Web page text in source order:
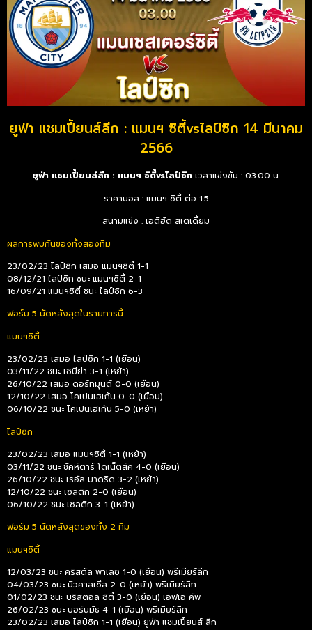
ยูฟ่า แชมเปี้ยนส์ลีก : แมนฯ ซิตี้vsไลป์ซิก 14 มีนาคม
2566
ยูฟ่า แชมเปี้ยนส์ลีก : แมนฯ ซิตี้vsไลป์ซิก เวลาแข่งขัน : 03.00 น.
ราคาบอล : แมนฯ ซิตี้ ต่อ 1.5
สนามแข่ง : เอติฮัด สเตเดี้ยม
ผลการพบกันของทั้งสองทีม
23/02/23 ไลป์ซิก เสมอ แมนฯซิตี้ 1-1
08/12/21 ไลป์ซิก ชนะ แมนฯซิตี้ 2-1
16/09/21 แมนฯซิตี้ ชนะ ไลป์ซิก 6-3
ฟอร์ม 5 นัดหลังสุดในรายการนี้
แมนฯซิตี้
23/02/23 เสมอ ไลป์ซิก 1-1 (เยือน)
03/11/22 ชนะ เซบีย่า 3-1 (เหย้า)
26/10/22 เสมอ ดอร์ทมุนด์ 0-0 (เยือน)
12/10/22 เสมอ โคเปนเฮเก้น 0-0 (เยือน)
06/10/22 ชนะ โคเปนเฮเก้น 5-0 (เหย้า)
ไลป์ซิก
23/02/23 เสมอ แมนฯซิตี้ 1-1 (เหย้า)
03/11/22 ชนะ ชัคห์ตาร์ โดเน็ตส์ค 4-0 (เยือน)
26/10/22 ชนะ เรอัล มาดริด 3-2 (เหย้า)
12/10/22 ชนะ เซลติก 2-0 (เยือน)
06/10/22 ชนะ เซลติก 3-1 (เหย้า)
ฟอร์ม 5 นัดหลังสุดของทั้ง 2 ทีม
แมนฯซิตี้
12/03/23 ชนะ คริสตัล พาเลซ 1-0 (เยือน) พรีเมียร์ลีก
04/03/23 ชนะ นิวคาสเซิ่ล 2-0 (เหย้า) พรีเมียร์ลีก
01/02/23 ชนะ บริสตอล ซิตี้ 3-0 (เยือน) เอฟเอ คัพ
26/02/23 ชนะ บอร์นมัธ 4-1 (เยือน) พรีเมียร์ลีก
23/02/23 เสมอ ไลป์ซิก 1-1 (เยือน) ยูฟ่า แชมเปี้ยนส์ ลีก